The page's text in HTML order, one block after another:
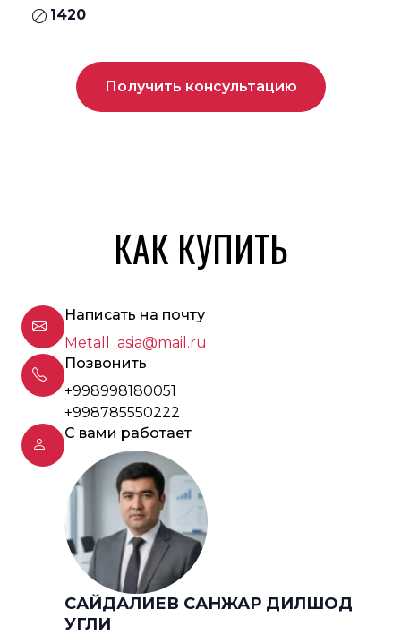
1420
Получить консультацию
КАК КУПИТЬ
Написать на почту
Metall_asia@mail.ru
Позвонить
+998998180051
+998785550222
С вами работает
САЙДАЛИЕВ САНЖАР ДИЛШОД
УГЛИ